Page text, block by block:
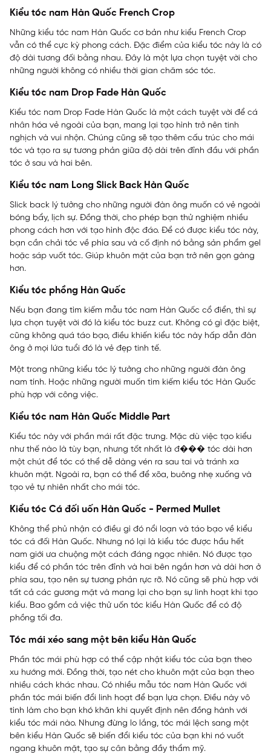
Kiểu tóc nam Hàn Quốc French Crop
Những kiểu tóc nam Hàn Quốc cơ bản như kiểu French Crop
vẫn có thể cực kỳ phong cách. Đặc điểm của kiểu tóc này là có
độ dài tương đối bằng nhau. Đây là một lựa chọn tuyệt vời cho
những người không có nhiều thời gian chăm sóc tóc.
Kiểu tóc nam Drop Fade Hàn Quốc
Kiểu tóc nam Drop Fade Hàn Quốc là một cách tuyệt vời để cá
nhân hóa vẻ ngoài của bạn, mang lại tạo hình trở nên tinh
nghịch và vui nhộn. Chúng cũng sẽ tạo thêm cấu trúc cho mái
tóc và tạo ra sự tương phản giữa độ dài trên đỉnh đầu với phần
tóc ở sau và hai bên.
Kiểu tóc nam Long Slick Back Hàn Quốc
Slick back lý tưởng cho những người đàn ông muốn có vẻ ngoài
bóng bẩy, lịch sự. Đồng thời, cho phép bạn thử nghiệm nhiều
phong cách hơn với tạo hình độc đáo. Để có được kiểu tóc này,
bạn cần chải tóc về phía sau và cố định nó bằng sản phẩm gel
hoặc sáp vuốt tóc. Giúp khuôn mặt của bạn trở nên gọn gàng
hơn.
Kiểu tóc phồng Hàn Quốc
Nếu bạn đang tìm kiếm mẫu tóc nam Hàn Quốc cổ điển, thì sự
lựa chọn tuyệt vời đó là kiểu tóc buzz cut. Không có gì đặc biệt,
cũng không quá táo bạo, điều khiến kiểu tóc này hấp dẫn đàn
ông ở mọi lứa tuổi đó là vẻ đẹp tinh tế.
Một trong những kiểu tóc lý tưởng cho những người đàn ông
nam tính. Hoặc những người muốn tìm kiếm kiểu tóc Hàn Quốc
phù hợp với công việc.
Kiểu tóc nam Hàn Quốc Middle Part
Kiểu tóc này với phần mái rất đặc trưng. Mặc dù việc tạo kiểu
như thế nào là tùy bạn, nhưng tốt nhất là đ��� tóc dài hơn
một chút để tóc có thể dễ dàng vén ra sau tai và tránh xa
khuôn mặt. Ngoài ra, bạn có thể để xõa, buông nhẹ xuống và
tạo vẻ tự nhiên nhất cho mái tóc.
Kiểu tóc Cá đối uốn Hàn Quốc - Permed Mullet
Không thể phủ nhận có điều gì đó nổi loạn và táo bạo về kiểu
tóc cá đối Hàn Quốc. Nhưng nó lại là kiểu tóc được hầu hết
nam giới ưa chuộng một cách đáng ngạc nhiên. Nó được tạo
kiểu để có phần tóc trên đỉnh và hai bên ngắn hơn và dài hơn ở
phía sau, tạo nên sự tương phản rực rỡ. Nó cũng sẽ phù hợp với
tất cả các gương mặt và mang lại cho bạn sự linh hoạt khi tạo
kiểu. Bao gồm cả việc thử uốn tóc kiểu Hàn Quốc để có độ
phồng tối đa.
Tóc mái xéo sang một bên kiểu Hàn Quốc
Phần tóc mái phù hợp có thể cập nhật kiểu tóc của bạn theo
xu hướng mới. Đồng thời, tạo nét cho khuôn mặt của bạn theo
nhiều cách khác nhau. Có nhiều mẫu tóc nam Hàn Quốc với
phần tóc mái biến đổi linh hoạt để bạn lựa chọn. Điều này vô
tình làm cho bạn khó khăn khi quyết định nên đồng hành với
kiểu tóc mái nào. Nhưng đừng lo lắng, tóc mái lệch sang một
bên kiểu Hàn Quốc sẽ biến đổi kiểu tóc của bạn khi nó vuốt
ngang khuôn mặt, tạo sự cân bằng đầy thẩm mỹ.